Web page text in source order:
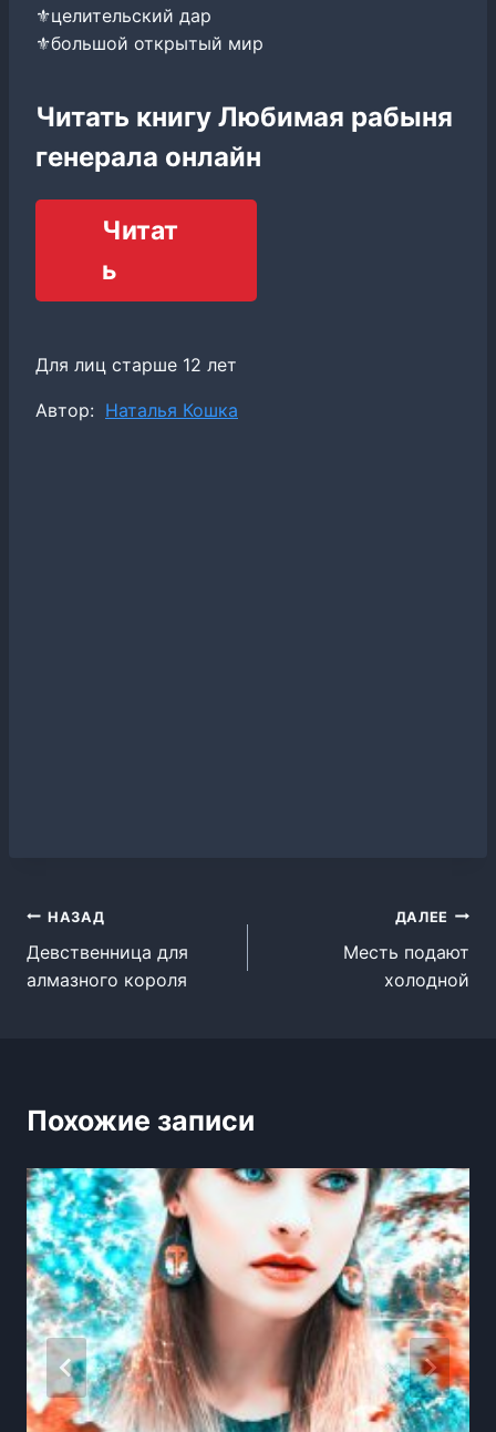
⚜целительский дар
⚜большой открытый мир
Читать книгу Любимая рабыня
генерала онлайн
Читат
ь
Для лиц старше 12 лет
Метки
Автор: Наталья Кошка
Навигация
по
НАЗАД
Девственница для
алмазного короля
ДАЛЕЕ
Месть подают
холодной
Похожие записи